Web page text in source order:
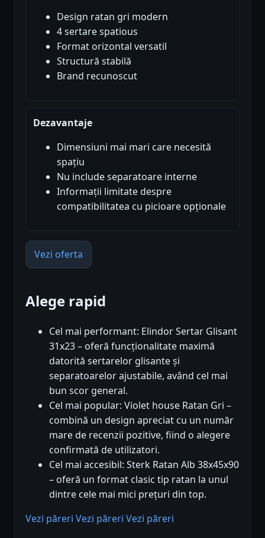
Design ratan gri modern
4 sertare spatious
Format orizontal versatil
Structură stabilă
Brand recunoscut
Dezavantaje
Dimensiuni mai mari care necesită
spațiu
Nu include separatoare interne
Informații limitate despre
compatibilitatea cu picioare opționale
Vezi oferta
Alege rapid
Cel mai performant: Elindor Sertar Glisant
31x23 – oferă funcționalitate maximă
datorită sertarelor glisante și
separatoarelor ajustabile, având cel mai
bun scor general.
Cel mai popular: Violet house Ratan Gri –
combină un design apreciat cu un număr
mare de recenzii pozitive, fiind o alegere
confirmată de utilizatori.
Cel mai accesibil: Sterk Ratan Alb 38x45x90
– oferă un format clasic tip ratan la unul
dintre cele mai mici prețuri din top.
Vezi păreri Vezi păreri Vezi păreri